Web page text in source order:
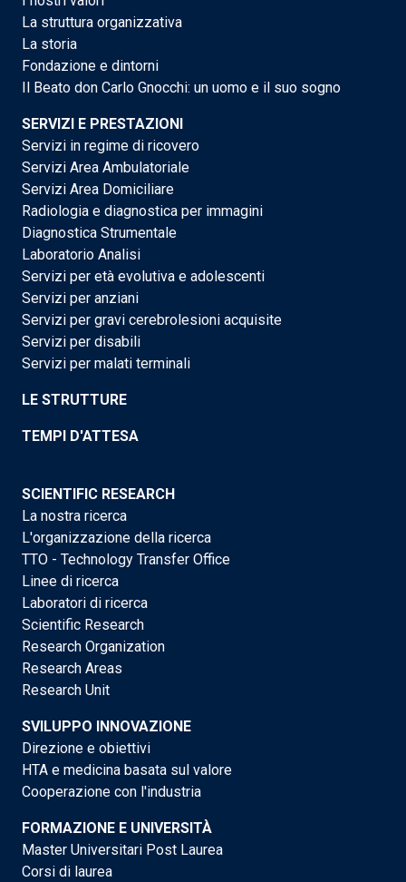
La struttura organizzativa
La storia
Fondazione e dintorni
Il Beato don Carlo Gnocchi: un uomo e il suo sogno
SERVIZI E PRESTAZIONI
Servizi in regime di ricovero
Servizi Area Ambulatoriale
Servizi Area Domiciliare
Radiologia e diagnostica per immagini
Diagnostica Strumentale
Laboratorio Analisi
Servizi per età evolutiva e adolescenti
Servizi per anziani
Servizi per gravi cerebrolesioni acquisite
Servizi per disabili
Servizi per malati terminali
LE STRUTTURE
TEMPI D'ATTESA
SCIENTIFIC RESEARCH
La nostra ricerca
L'organizzazione della ricerca
TTO - Technology Transfer Office
Linee di ricerca
Laboratori di ricerca
Scientific Research
Research Organization
Research Areas
Research Unit
SVILUPPO INNOVAZIONE
Direzione e obiettivi
HTA e medicina basata sul valore
Cooperazione con l'industria
FORMAZIONE E UNIVERSITÀ
Master Universitari Post Laurea
Corsi di laurea